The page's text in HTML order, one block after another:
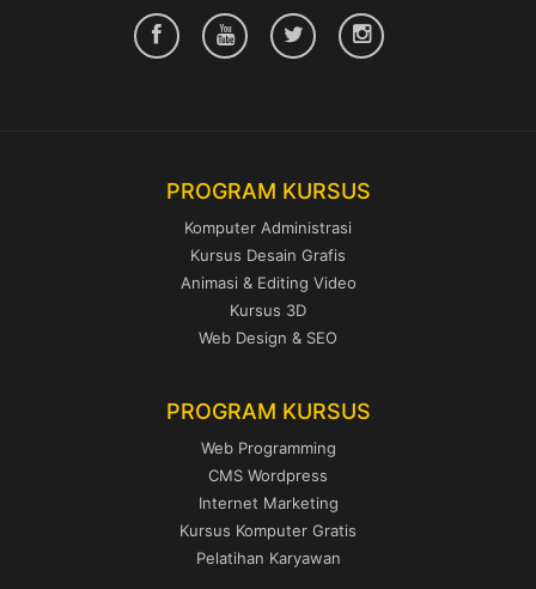
PROGRAM KURSUS
Komputer Administrasi
Kursus Desain Grafis
Animasi & Editing Video
Kursus 3D
Web Design & SEO
PROGRAM KURSUS
Web Programming
CMS Wordpress
Internet Marketing
Kursus Komputer Gratis
Pelatihan Karyawan